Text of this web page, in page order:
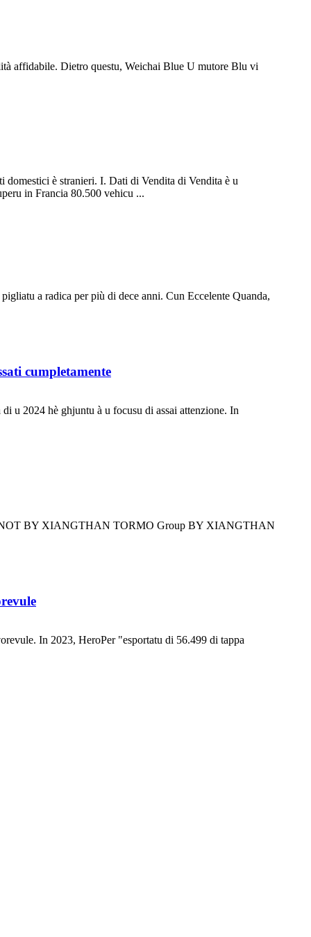
affidabile. Dietro questu, Weichai Blue U mutore Blu vi
domestici è stranieri. I. Dati di Vendita di Vendita è u
in Francia 80.500 vehicu ...
a radica per più di dece anni. Cun Eccelente Quanda,
cumpletamente
u 2024 hè ghjuntu à u focusu di assai attenzione. In
BY XIANGTHAN TORMO Group BY XIANGTHAN
In 2023, HeroPer "esportatu di 56.499 di tappa